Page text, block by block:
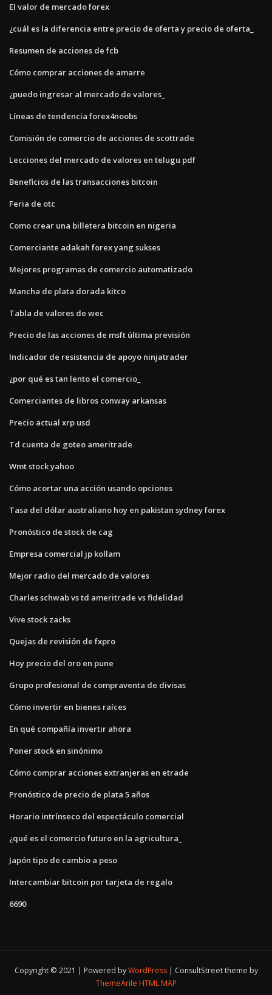
El valor de mercado forex
¿cuál es la diferencia entre precio de oferta y precio de oferta_
Resumen de acciones de fcb
Cómo comprar acciones de amarre
¿puedo ingresar al mercado de valores_
Líneas de tendencia forex4noobs
Comisión de comercio de acciones de scottrade
Lecciones del mercado de valores en telugu pdf
Beneficios de las transacciones bitcoin
Feria de otc
Como crear una billetera bitcoin en nigeria
Comerciante adakah forex yang sukses
Mejores programas de comercio automatizado
Mancha de plata dorada kitco
Tabla de valores de wec
Precio de las acciones de msft última previsión
Indicador de resistencia de apoyo ninjatrader
¿por qué es tan lento el comercio_
Comerciantes de libros conway arkansas
Precio actual xrp usd
Td cuenta de goteo ameritrade
Wmt stock yahoo
Cómo acortar una acción usando opciones
Tasa del dólar australiano hoy en pakistan sydney forex
Pronóstico de stock de cag
Empresa comercial jp kollam
Mejor radio del mercado de valores
Charles schwab vs td ameritrade vs fidelidad
Vive stock zacks
Quejas de revisión de fxpro
Hoy precio del oro en pune
Grupo profesional de compraventa de divisas
Cómo invertir en bienes raíces
En qué compañía invertir ahora
Poner stock en sinónimo
Cómo comprar acciones extranjeras en etrade
Pronóstico de precio de plata 5 años
Horario intrínseco del espectáculo comercial
¿qué es el comercio futuro en la agricultura_
Japón tipo de cambio a peso
Intercambiar bitcoin por tarjeta de regalo
6690
Copyright © 2021 | Powered byWordPress
ConsultStreet theme by
ThemeArile HTML MAP